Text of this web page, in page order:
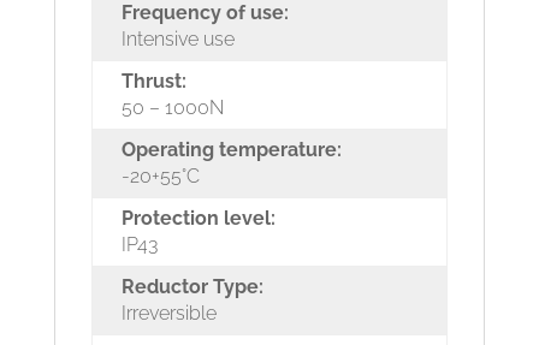
Frequency of use:
Intensive use
Thrust:
50 – 1000N
Operating temperature:
-20+55°C
Protection level:
IP43
Reductor Type:
Irreversible